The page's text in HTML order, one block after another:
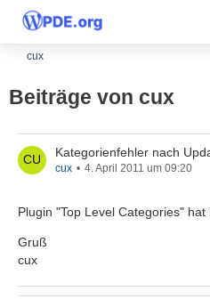
cux
Beiträge von cux
Kategorienfehler nach
cux 4. April 2011 um 09:20
Plugin "Top Level Categories"
Gruß
cux